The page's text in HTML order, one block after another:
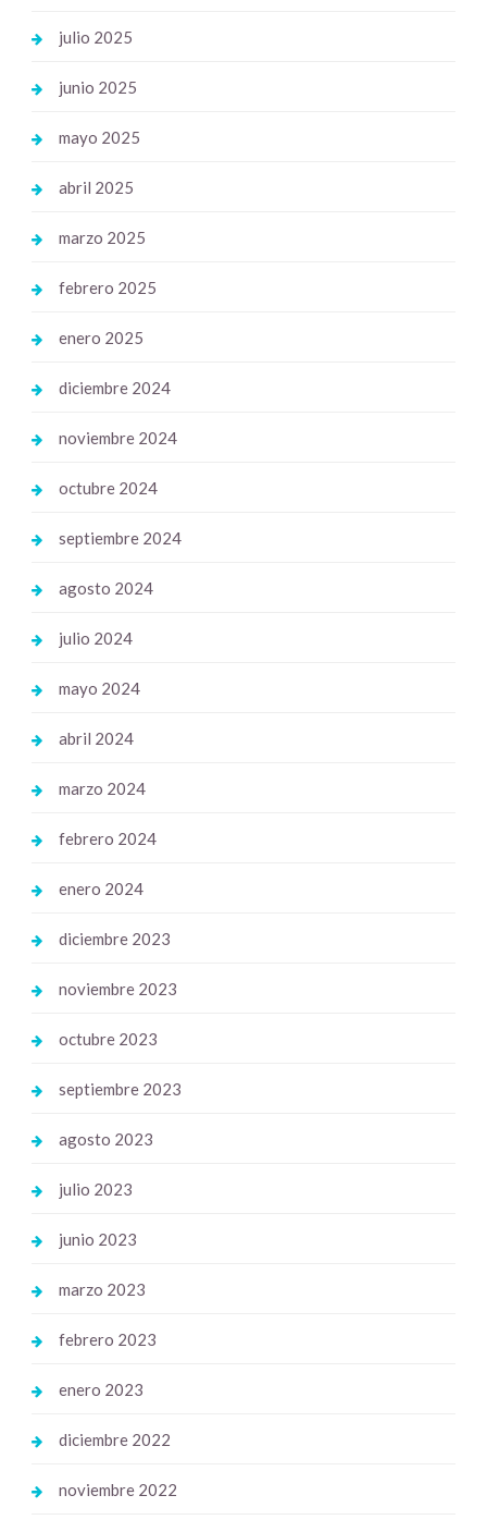
julio 2025
junio 2025
mayo 2025
abril 2025
marzo 2025
febrero 2025
enero 2025
diciembre 2024
noviembre 2024
octubre 2024
septiembre 2024
agosto 2024
julio 2024
mayo 2024
abril 2024
marzo 2024
febrero 2024
enero 2024
diciembre 2023
noviembre 2023
octubre 2023
septiembre 2023
agosto 2023
julio 2023
junio 2023
marzo 2023
febrero 2023
enero 2023
diciembre 2022
noviembre 2022